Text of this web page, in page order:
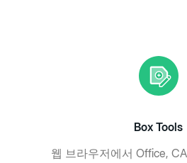
Box Tools
웹 브라우저에서 Office,